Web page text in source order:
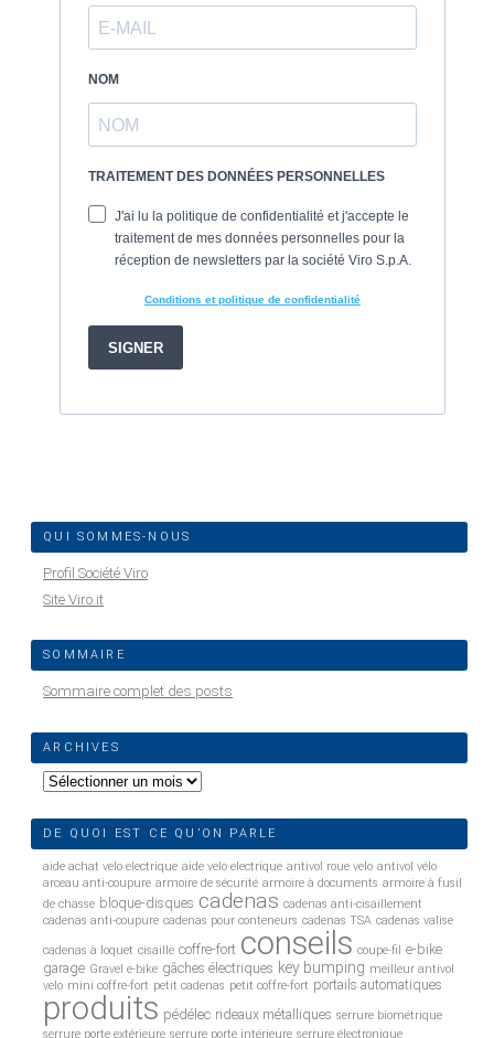
QUI SOMMES-NOUS
Profil Société Viro
Site Viro.it
SOMMAIRE
Sommaire complet des posts
ARCHIVES
Archives
DE QUOI EST CE QU’ON PARLE
aide achat velo electrique aide velo electrique antivol roue velo antivol vélo
arceau anti-coupure armoire de sécurité armoire à documents armoire à fusil
de chasse bloque-disques cadenas cadenas anti-cisaillement
cadenas anti-coupure cadenas pour conteneurs cadenas TSA cadenas valise
cadenas à loquet cisaille coffre-fort conseils coupe-fil
e-bike
garage Gravel e-bike gâches électriques key bumping meilleur antivol
velo mini coffre-fort petit cadenas petit coffre-fort portails automatiques
produits pédélec rideaux métalliques serrure biométrique
serrure porte extérieure serrure porte intérieure serrure électronique